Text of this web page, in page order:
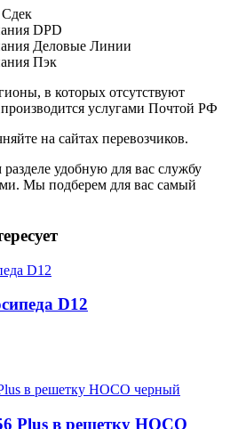
Сдек
DPD
Деловые Линии
Пэк
в которых отсутствуют
услугами Почтой РФ
на сайтах перевозчиков.
удобную для вас службу
Мы подберем для вас самый
D12
Plus в решетку HOCO